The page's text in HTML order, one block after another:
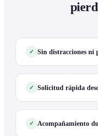
Sin distracciones ni
Solicitud rápida
Acompañamiento